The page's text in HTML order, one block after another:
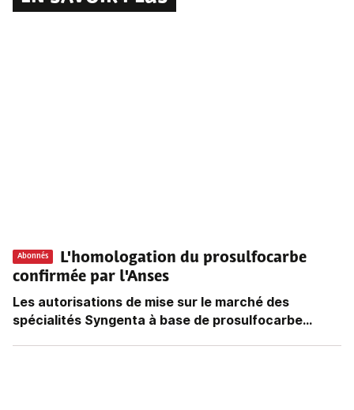
Abonnés
L'homologation du prosulfocarbe
confirmée par l'Anses
Les autorisations de mise sur le marché des
spécialités Syngenta à base de prosulfocarbe...